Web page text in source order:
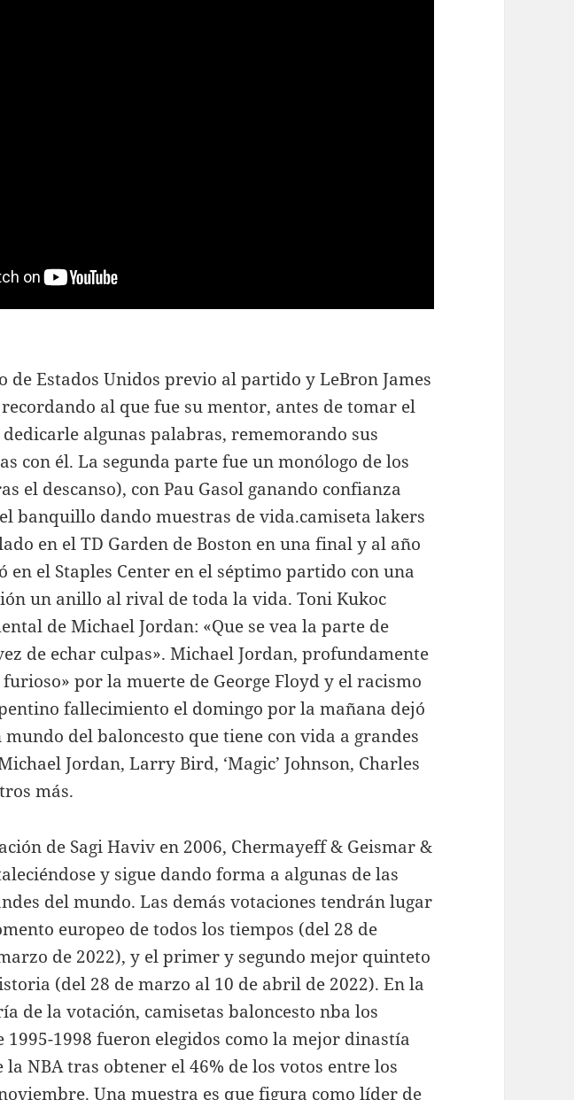
de Estados Unidos previo al partido y LeBron James
al que fue su mentor, antes de tomar el
algunas palabras, rememorando sus
con él. La segunda parte fue un monólogo de los
el descanso), con Pau Gasol ganando confianza
banquillo dando muestras de vida.camiseta lakers
en el TD Garden de Boston en una final y al año
en el Staples Center en el séptimo partido con una
un anillo al rival de toda la vida. Toni Kukoc
de Michael Jordan: «Que se vea la parte de
de echar culpas». Michael Jordan, profundamente
por la muerte de George Floyd y el racismo
fallecimiento el domingo por la mañana dejó
del baloncesto que tiene con vida a grandes
Jordan, Larry Bird, ‘Magic’ Johnson, Charles
más.
de Sagi Haviv en 2006, Chermayeff & Geismar &
y sigue dando forma a algunas de las
del mundo. Las demás votaciones tendrán lugar
europeo de todos los tiempos (del 28 de
de 2022), y el primer y segundo mejor quinteto
(del 28 de marzo al 10 de abril de 2022). En la
de la votación, camisetas baloncesto nba los
1995-1998 fueron elegidos como la mejor dinastía
NBA tras obtener el 46% de los votos entre los
Una muestra es que figura como líder de